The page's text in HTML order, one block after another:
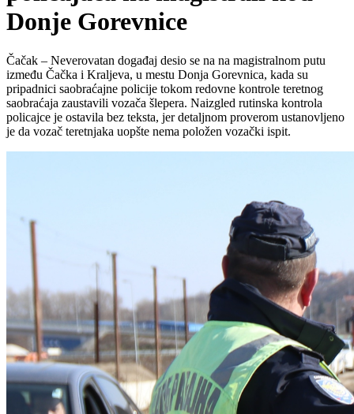
Donje Gorevnice
Čačak – Neverovatan događaj desio se na na magistralnom putu
između Čačka i Kraljeva, u mestu Donja Gorevnica, kada su
pripadnici saobraćajne policije tokom redovne kontrole teretnog
saobraćaja zaustavili vozača šlepera. Naizgled rutinska kontrola
policajce je ostavila bez teksta, jer detaljnom proverom ustanovljeno
je da vozač teretnjaka uopšte nema položen vozački ispit.